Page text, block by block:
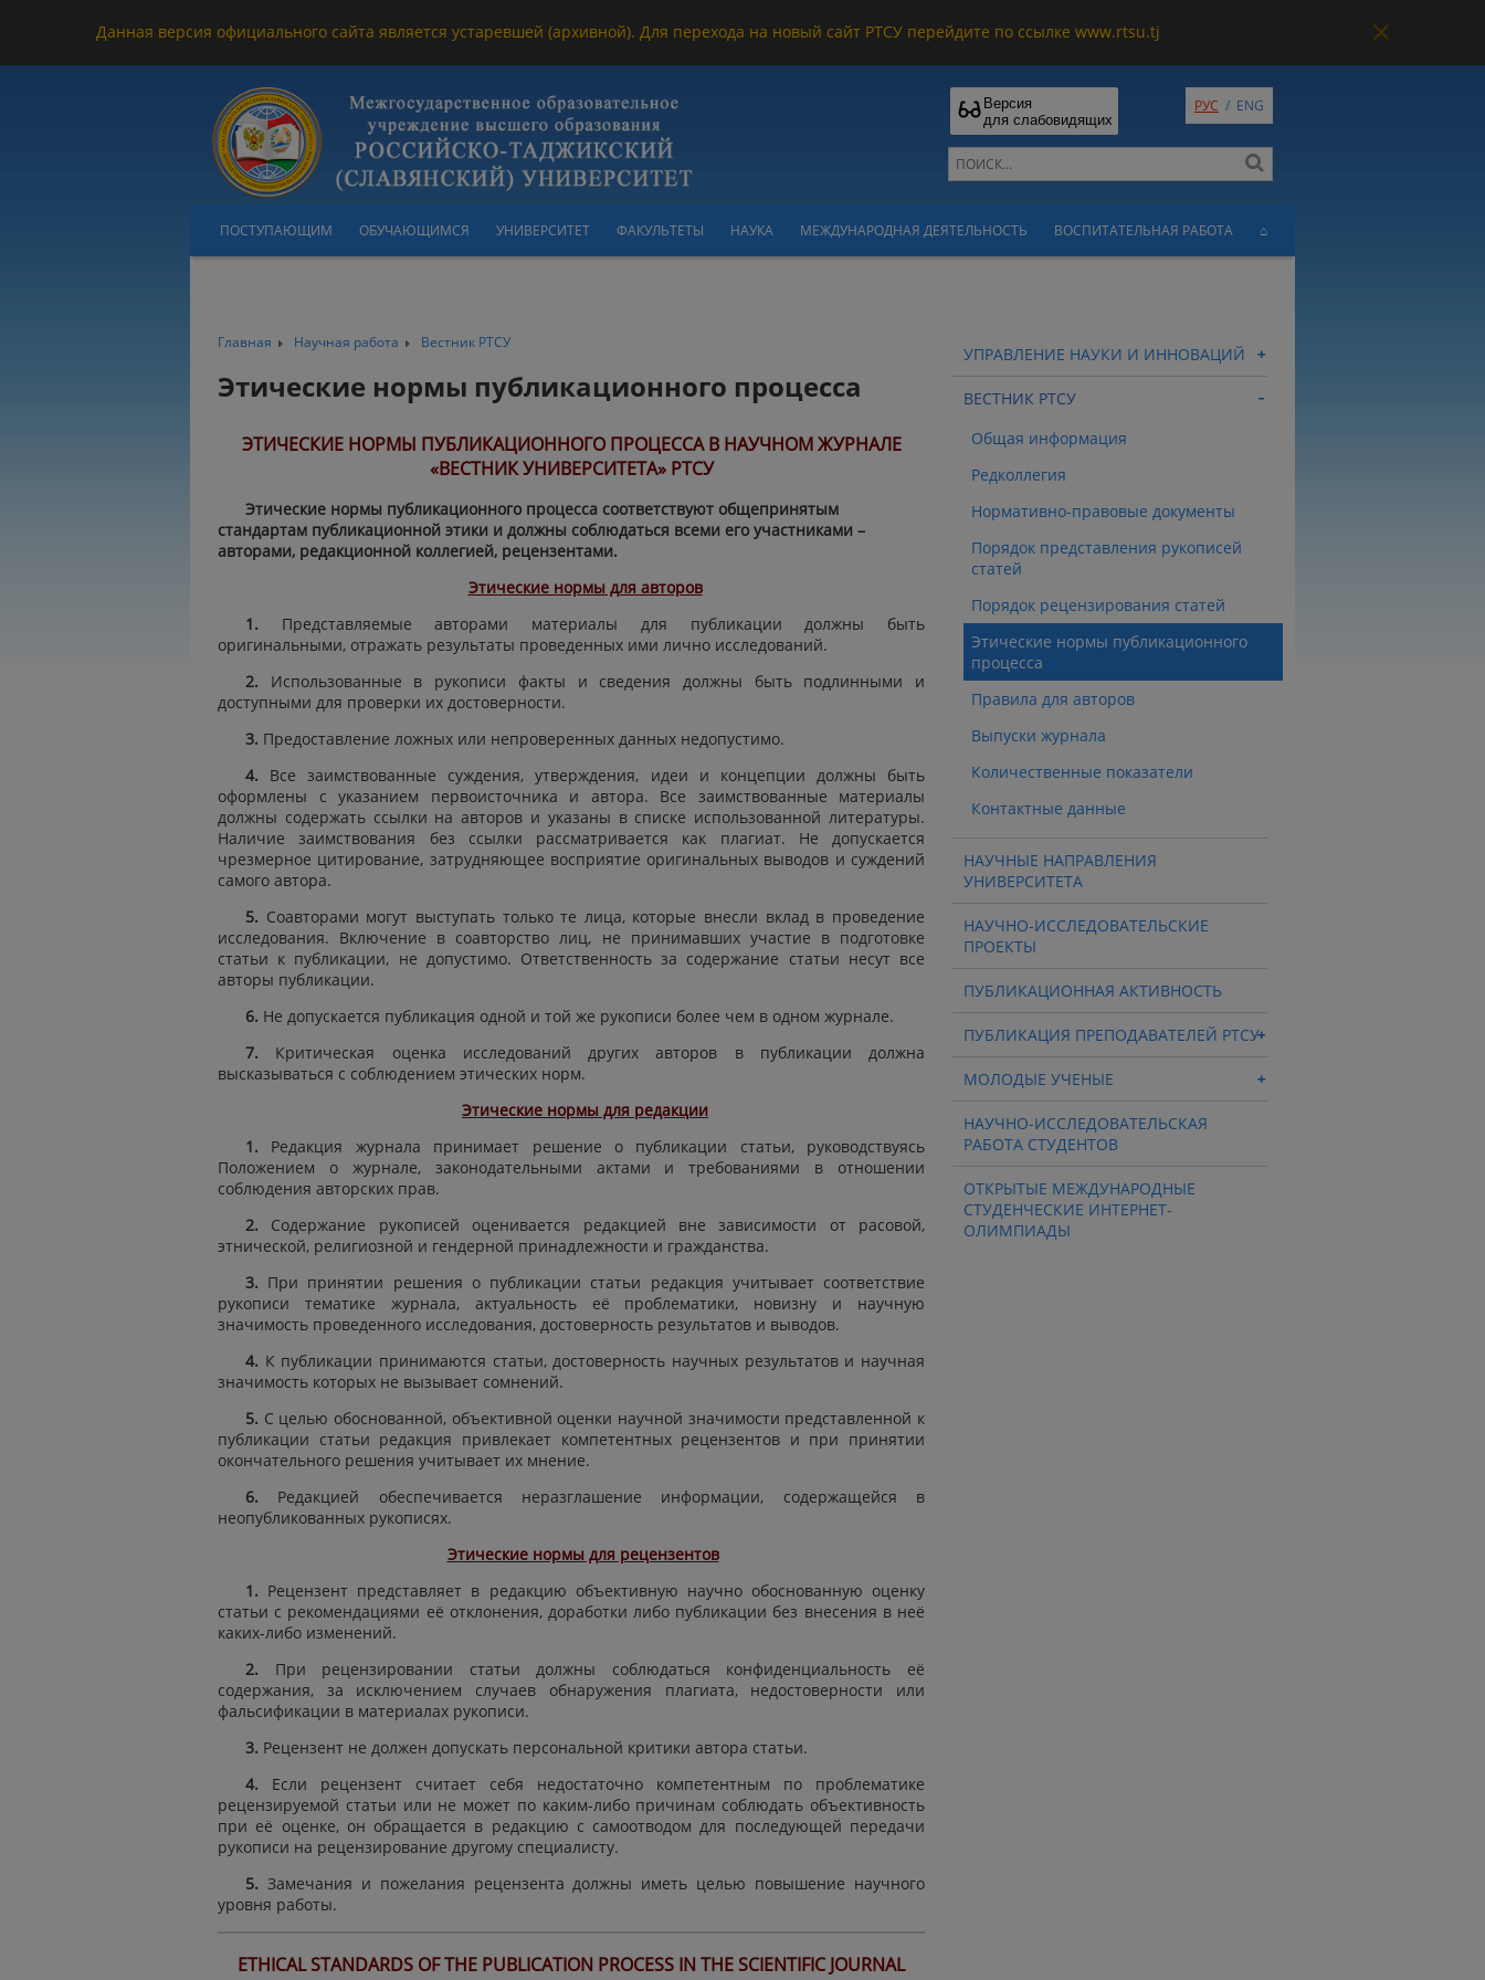
Данная версия официального сайта является устаревшей (архивной). Для перехода на новый сайт РТСУ перейдите по ссылке www.rtsu.tj
Версия
для слабовидящих
РУС / ENG
ПОСТУПАЮЩИМ ОБУЧАЮЩИМСЯ УНИВЕРСИТЕТ ФАКУЛЬТЕТЫ НАУКА МЕЖДУНАРОДНАЯ ДЕЯТЕЛЬНОСТЬ ВОСПИТАТЕЛЬНАЯ РАБОТА ⌂
Главная Научная работа Вестник РТСУ
Этические нормы публикационного процесса
ЭТИЧЕСКИЕ НОРМЫ ПУБЛИКАЦИОННОГО ПРОЦЕССА В НАУЧНОМ ЖУРНАЛЕ
«ВЕСТНИК УНИВЕРСИТЕТА» РТСУ
Этические нормы публикационного процесса соответствуют общепринятым
стандартам публикационной этики и должны соблюдаться всеми его участниками –
авторами, редакционной коллегией, рецензентами.
Этические нормы для авторов
1. Представляемые авторами материалы для публикации должны быть
оригинальными, отражать результаты проведенных ими лично исследований.
2. Использованные в рукописи факты и сведения должны быть подлинными и
доступными для проверки их достоверности.
3. Предоставление ложных или непроверенных данных недопустимо.
4. Все заимствованные суждения, утверждения, идеи и концепции должны быть
оформлены с указанием первоисточника и автора. Все заимствованные материалы
должны содержать ссылки на авторов и указаны в списке использованной литературы.
Наличие заимствования без ссылки рассматривается как плагиат. Не допускается
чрезмерное цитирование, затрудняющее восприятие оригинальных выводов и суждений
самого автора.
5. Соавторами могут выступать только те лица, которые внесли вклад в проведение
исследования. Включение в соавторство лиц, не принимавших участие в подготовке
статьи к публикации, не допустимо. Ответственность за содержание статьи несут все
авторы публикации.
6. Не допускается публикация одной и той же рукописи более чем в одном журнале.
7. Критическая оценка исследований других авторов в публикации должна
высказываться с соблюдением этических норм.
Этические нормы для редакции
1. Редакция журнала принимает решение о публикации статьи, руководствуясь
Положением о журнале, законодательными актами и требованиями в отношении
соблюдения авторских прав.
2. Содержание рукописей оценивается редакцией вне зависимости от расовой,
этнической, религиозной и гендерной принадлежности и гражданства.
3. При принятии решения о публикации статьи редакция учитывает соответствие
рукописи тематике журнала, актуальность её проблематики, новизну и научную
значимость проведенного исследования, достоверность результатов и выводов.
4. К публикации принимаются статьи, достоверность научных результатов и научная
значимость которых не вызывает сомнений.
5. С целью обоснованной, объективной оценки научной значимости представленной к
публикации статьи редакция привлекает компетентных рецензентов и при принятии
окончательного решения учитывает их мнение.
6. Редакцией обеспечивается неразглашение информации, содержащейся в
неопубликованных рукописях.
Этические нормы для рецензентов
1. Рецензент представляет в редакцию объективную научно обоснованную оценку
статьи с рекомендациями её отклонения, доработки либо публикации без внесения в неё
каких-либо изменений.
2. При рецензировании статьи должны соблюдаться конфиденциальность её
содержания, за исключением случаев обнаружения плагиата, недостоверности или
фальсификации в материалах рукописи.
3. Рецензент не должен допускать персональной критики автора статьи.
4. Если рецензент считает себя недостаточно компетентным по проблематике
рецензируемой статьи или не может по каким-либо причинам соблюдать объективность
при её оценке, он обращается в редакцию с самоотводом для последующей передачи
рукописи на рецензирование другому специалисту.
5. Замечания и пожелания рецензента должны иметь целью повышение научного
уровня работы.
ETHICAL STANDARDS OF THE PUBLICATION PROCESS IN THE SCIENTIFIC JOURNAL
УПРАВЛЕНИЕ НАУКИ И ИННОВАЦИЙ
ВЕСТНИК РТСУ
Общая информация
Редколлегия
Нормативно-правовые документы
Порядок представления рукописей
статей
Порядок рецензирования статей
Этические нормы публикационного
процесса
Правила для авторов
Выпуски журнала
Количественные показатели
Контактные данные
НАУЧНЫЕ НАПРАВЛЕНИЯ
УНИВЕРСИТЕТА
НАУЧНО-ИССЛЕДОВАТЕЛЬСКИЕ
ПРОЕКТЫ
ПУБЛИКАЦИОННАЯ АКТИВНОСТЬ
ПУБЛИКАЦИЯ ПРЕПОДАВАТЕЛЕЙ РТСУ
МОЛОДЫЕ УЧЕНЫЕ
НАУЧНО-ИССЛЕДОВАТЕЛЬСКАЯ
РАБОТА СТУДЕНТОВ
ОТКРЫТЫЕ МЕЖДУНАРОДНЫЕ
СТУДЕНЧЕСКИЕ ИНТЕРНЕТ-
ОЛИМПИАДЫ